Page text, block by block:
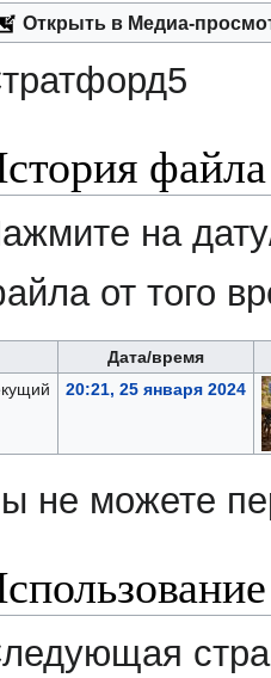
Открыть в Медиа-
файла
на
от того
Дата/время
20:21, 25 января 2024
не можете